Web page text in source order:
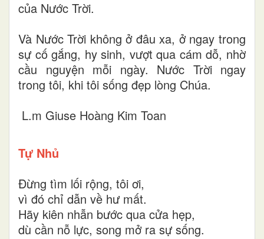
của Nước Trời.
Và Nước Trời không ở đâu xa, ở ngay trong
sự cố gắng, hy sinh, vượt qua cám dỗ, nhờ
cầu nguyện mỗi ngày. Nước Trời ngay
trong tôi, khi tôi sống đẹp lòng Chúa.
L.m Giuse Hoàng Kim Toan
Tự Nhủ
Đừng tìm lối rộng, tôi ơi,
vì đó chỉ dẫn về hư mất.
Hãy kiên nhẫn bước qua cửa hẹp,
dù cần nỗ lực, song mở ra sự sống.